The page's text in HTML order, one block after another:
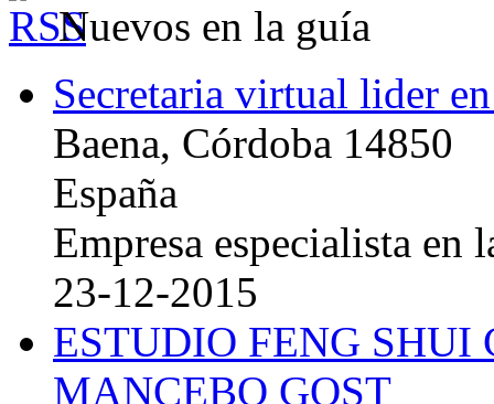
Nuevos en la guía
Secretaria virtual lider
Baena, Córdoba 14850
España
Empresa especialista en
23-12-2015
ESTUDIO FENG
MANCEBO GOST